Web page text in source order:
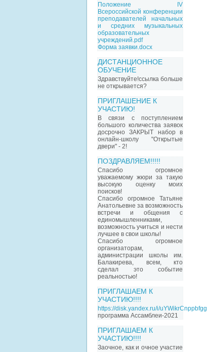
Положение IV
Всероссийской конференции
преподавателей начальных
и средних музыкальных
образовательных
учреждений.pdf
Форма заявки.docx
ДИСТАНЦИОННОЕ
ОБУЧЕНИЕ
Здравствуйте!ссылка больше
не открывается?
ПРИГЛАШЕНИЕ К
УЧАСТИЮ!
В связи с поступлением
большого количества заявок
досрочно ЗАКРЫТ набор в
онлайн-школу "Открытые
двери" - 2!
ПОЗДРАВЛЯЕМ!!!!!
Спасибо огромное
уважаемому жюри за такую
высокую оценку моих
поисков!
Спасибо огромное Татьяне
Анатольевне за возможность
встречи и общения с
единомышленниками,
возможность учиться и нести
лучшее в свои школы!
Спасибо огромное
организаторам,
администрации школы им.
Балакирева, всем, кто
сделал это событие
реальностью!
ПРИГЛАШАЕМ К
УЧАСТИЮ!!!!
https://disk.yandex.ru/i/uYWikrCnppbfgg
программа Ассамблеи-2021
ПРИГЛАШАЕМ К
УЧАСТИЮ!!!!
Заочное, как и очное участие